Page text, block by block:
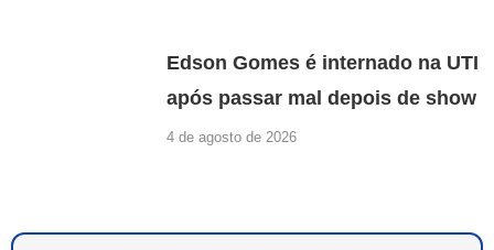
Edson Gomes é internado na UTI
após passar mal depois de show
4 de agosto de 2026